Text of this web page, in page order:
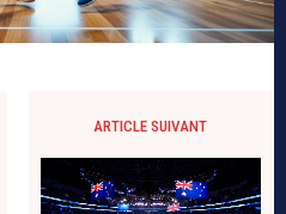
ARTICLE SUIVANT